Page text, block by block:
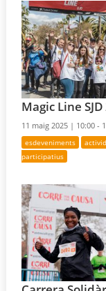
Magic Line
11 maig 2025 | 10:00 -
esdeveniments
participatius